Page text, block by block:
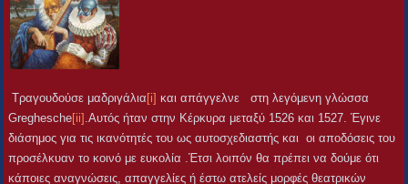
Τραγουδούσε μαδριγάλια [i] και απάγγελνε στη λεγόμενη γλώσσα
Greghesche[ii] .Αυτός ήταν στην Κέρκυρα μεταξύ 1526 και 1527. Έγινε
διάσημος για τις ικανότητές του ως αυτοσχεδιαστής και οι αποδόσεις του
προσέλκυαν το κοινό με ευκολία .Έτσι λοιπόν θα πρέπει να δούμε ότι
κάποιες αναγνώσεις, απαγγελίες ή έστω ατελείς μορφές θεατρικών